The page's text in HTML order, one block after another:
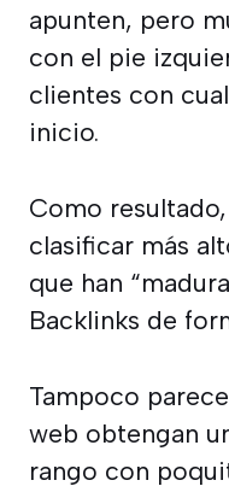
apunten, pero
con el pie
clientes con
inicio.
Como
clasificar más
que han
Backlinks de
Tampoco
web obtengan
rango con